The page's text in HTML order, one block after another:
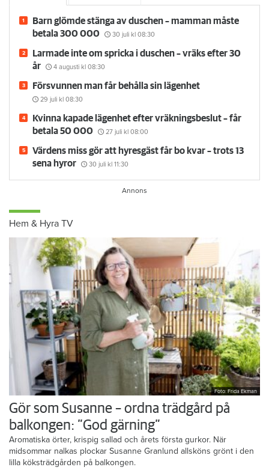
Barn glömde stänga av duschen – mamman måste
betala 300 000
30 juli kl 08:30
Larmade inte om spricka i duschen – vräks efter 30
år
4 augusti kl 08:30
Försvunnen man får behålla sin lägenhet
29 juli kl 08:30
Kvinna kapade lägenhet efter vräkningsbeslut – får
betala 50 000
27 juli kl 08:00
Värdens miss gör att hyresgäst får bo kvar – trots 13
sena hyror
30 juli kl 11:30
Hem & Hyra TV
Foto: Frida Ekman
Gör som Susanne – ordna trädgård på
balkongen: ”God gärning”
Aromatiska örter, krispig sallad och årets första gurkor. När
midsommar nalkas plockar Susanne Granlund allsköns grönt i den
lilla köksträdgården på balkongen.